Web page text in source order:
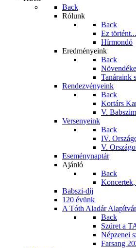
Back
Rólunk
Back
Ez történt...
Hírmondó
Eredményeink
Back
Tanáraink
Rendezvényeink
Back
Kortárs
V.
Versenyeink
Back
IV.
V.
Eseménynaptár
Ajánló
Back
Babszi-díj
120 évünk
A Tóth Aladár
Back
Szüret a
Népzenei
Farsang